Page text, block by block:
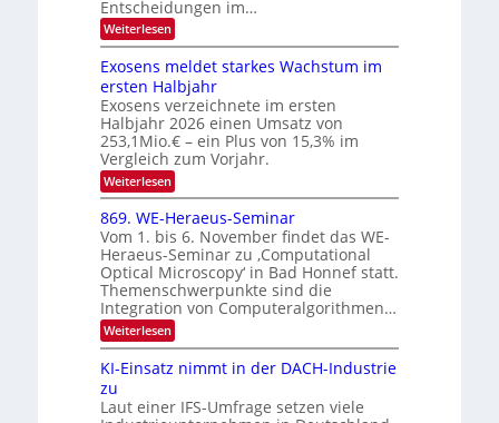
a
l
k
s
V
I
S
I
O
N
2
0
2
6
l
e
k
t
r
o
n
i
k
-
u
n
d
B
i
l
d
v
r
Entscheidungen im…
Weiterlesen:
W
n
n
d
i
e
K
I
m
i
t
d
e
n
k
t
Exosens meldet starkes Wachstum im
ersten Halbjahr
Exosens verzeichnete im ersten
Halbjahr 2026 einen Umsatz von
253,1Mio.€ – ein Plus von 15,3% im
Vergleich zum Vorjahr.
Weiterlesen:
E
x
o
s
e
n
s
m
e
l
d
e
t
869. WE-Heraeus-Seminar
Vom 1. bis 6. November findet das WE-
Heraeus-Seminar zu ‚Computational
Optical Microscopy‘ in Bad Honnef statt.
Themenschwerpunkte sind die
Integration von Computeralgorithmen…
Weiterlesen:
8
9
W
KI-Einsatz nimmt in der DACH-Industrie
zu
Laut einer IFS-Umfrage setzen viele